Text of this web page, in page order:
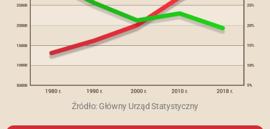
Źródło: Główny Urząd Statystyczny